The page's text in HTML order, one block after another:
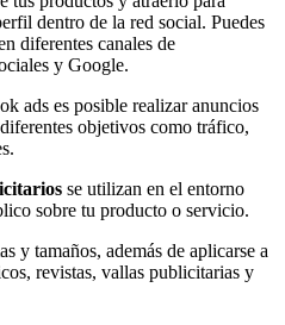
dentro de la red social. Puedes
diferentes canales de
y Google.
ads es posible realizar anuncios
objetivos como tráfico,
se utilizan en el entorno
sobre tu producto o servicio.
y tamaños, además de aplicarse a
revistas, vallas publicitarias y